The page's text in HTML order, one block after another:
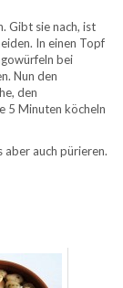
Gibt sie nach, ist
In einen Topf
bei
Nun den
den
5 Minuten köcheln
aber auch pürieren.